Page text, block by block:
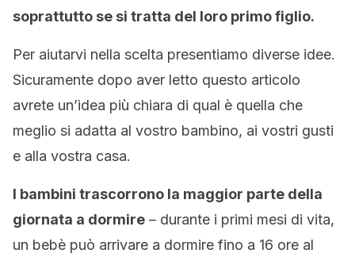
soprattutto se si tratta del loro primo figlio.
Per aiutarvi nella scelta presentiamo diverse idee.
Sicuramente dopo aver letto questo articolo
avrete un’idea più chiara di qual è quella che
meglio si adatta al vostro bambino, ai vostri gusti
e alla vostra casa.
I bambini trascorrono la maggior parte della
giornata a dormire – durante i primi mesi di vita,
un bebè può arrivare a dormire fino a 16 ore al